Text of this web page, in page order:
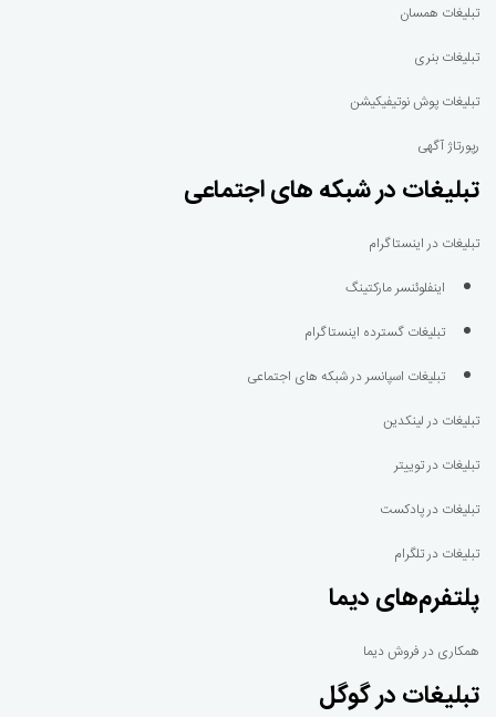
تبلیغات همسان
تبلیغات بنری
تبلیغات پوش نوتیفیکیشن
رپورتاژ آگهی
تبلیغات در شبکه های اجتماعی
تبلیغات در اینستاگرام
اینفلوئنسر مارکتینگ
تبلیغات گسترده اینستاگرام
تبلیغات اسپانسر در شبکه های اجتماعی
تبلیغات در لینکدین
تبلیغات در توییتر
تبلیغات در پادکست
تبلیغات در تلگرام
پلتفرم‌های دیما
همکاری در فروش دیما
تبلیغات در گوگل